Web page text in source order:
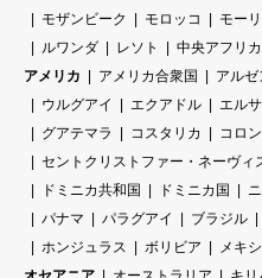
モザンビーク
モロッコ モー
ルワンダ
レソト 中央アフリカ
アメリカ
アメリカ合衆国 アルゼ
ウルグアイ
エクアドル エル
グアテマラ
コスタリカ コロ
セントクリストファー・ネーヴィ
ドミニカ共和国
ドミニカ国
パナマ
パラグアイ ブラジル
ホンジュラス
ボリビア
メキ